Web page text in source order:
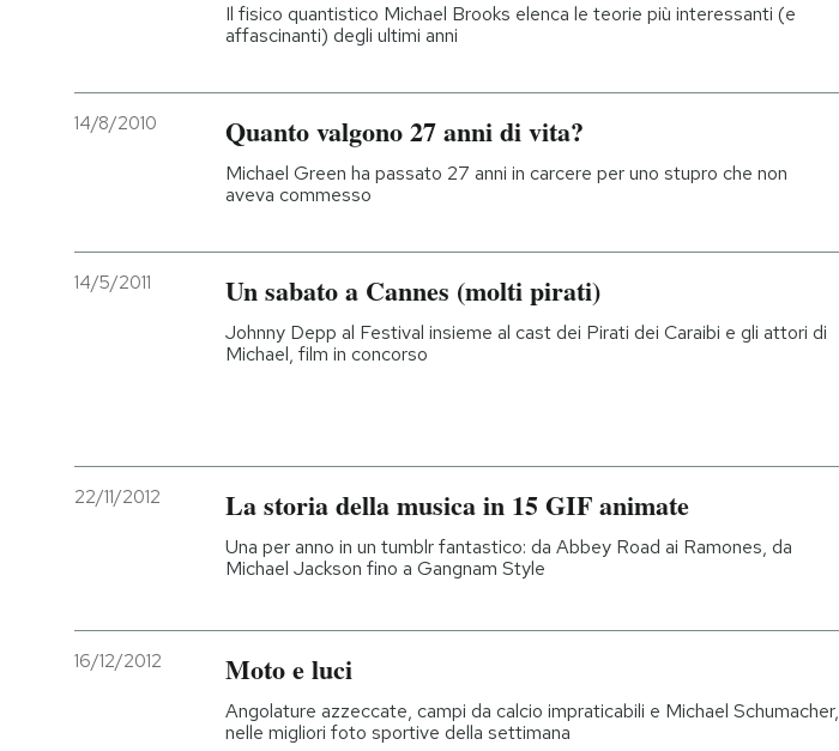
AREA PERSONALE
Il fisico quantistico Michael Brooks elenca le teorie più interessanti (e
affascinanti) degli ultimi anni
14/8/2010 Quanto valgono 27 anni di vita?
Michael Green ha passato 27 anni in carcere per uno stupro che non
aveva commesso
14/5/2011 Un sabato a Cannes (molti pirati)
Johnny Depp al Festival insieme al cast dei Pirati dei Caraibi e gli attori di
Michael, film in concorso
22/11/2012 La storia della musica in 15 GIF animate
Una per anno in un tumblr fantastico: da Abbey Road ai Ramones, da
Michael Jackson fino a Gangnam Style
16/12/2012 Moto e luci
Angolature azzeccate, campi da calcio impraticabili e Michael Schumacher,
nelle migliori foto sportive della settimana